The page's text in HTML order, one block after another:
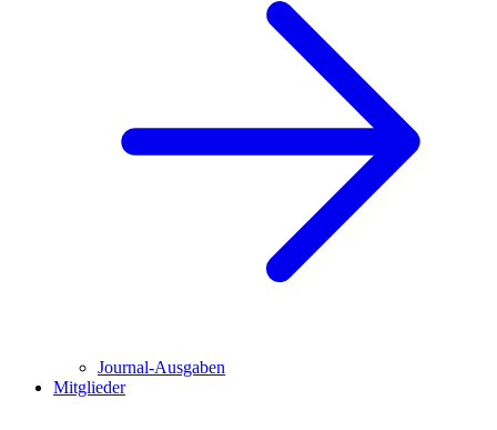
Journal-Ausgaben
Mitglieder